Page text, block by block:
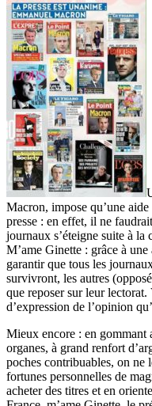
Macron, impose qu’une
presse : en effet, il ne
journaux s’éteigne suite à la
M’ame Ginette : grâce à
garantir que tous les
survivront, les autres
que reposer sur leur
d’expression de l’opinion
Mieux encore : en gommant
organes, à grand renfort
poches contribuables, on ne
fortunes personnelles de
acheter des titres et en